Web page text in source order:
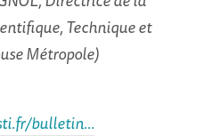
Technique et
Métropole)
bulletin...